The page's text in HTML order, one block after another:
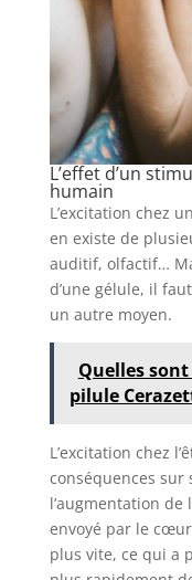
L’effet d’un
humain
L’excitation chez
en existe de
auditif, olfactif…
d’une gélule, il
un autre moyen.
Quelles
pilule
L’excitation chez
conséquences sur
l’augmentation de
envoyé par le
plus vite, ce qui a